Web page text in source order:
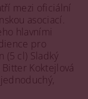
mezi oficiální
asociací.
hlavními
pro
(5 cl) Sladký
Koktejlová